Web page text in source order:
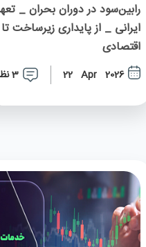
رابین‌سود در دوران بحران _
ایرانی _ از پایداری
اقتصادی
22 Apr 2026 3 نظر